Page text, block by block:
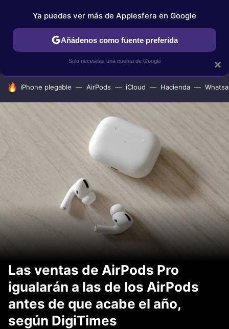
IPHONE TUTORIALES APPLESFERA SELECCIÓN
HOY SE HABLA DE
iPhone plegable AirPods iCloud Hacienda
Las ventas de AirPods Pro
igualarán a las de los AirPods
antes de que acabe el año,
según DigiTimes
×
Ya puedes ver más de Applesfera en Google
Añádenos como fuente preferida
Solo necesitas una cuenta de Google